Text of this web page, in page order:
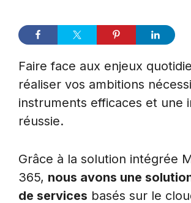
Faire face aux enjeux
réaliser vos ambitions
instruments efficaces et une
réussie.
Grâce à la solution intégrée
365, nous avons une
de services basés sur le